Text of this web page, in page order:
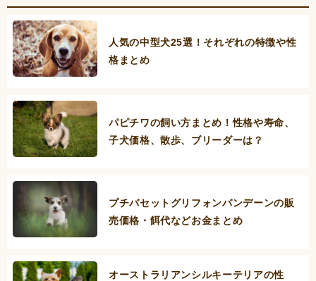
人気の中型犬25選！それぞれの特徴や性
格まとめ
パピチワの飼い方まとめ！性格や寿命、
子犬価格、散歩、ブリーダーは？
プチバセットグリフォンバンデーンの販
売価格・餌代などお金まとめ
オーストラリアンシルキーテリアの性